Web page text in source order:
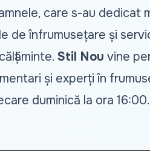
care s-au dedicat
de înfrumusețare și
Stil Nou vine
și experți în
duminică la ora 16:00.